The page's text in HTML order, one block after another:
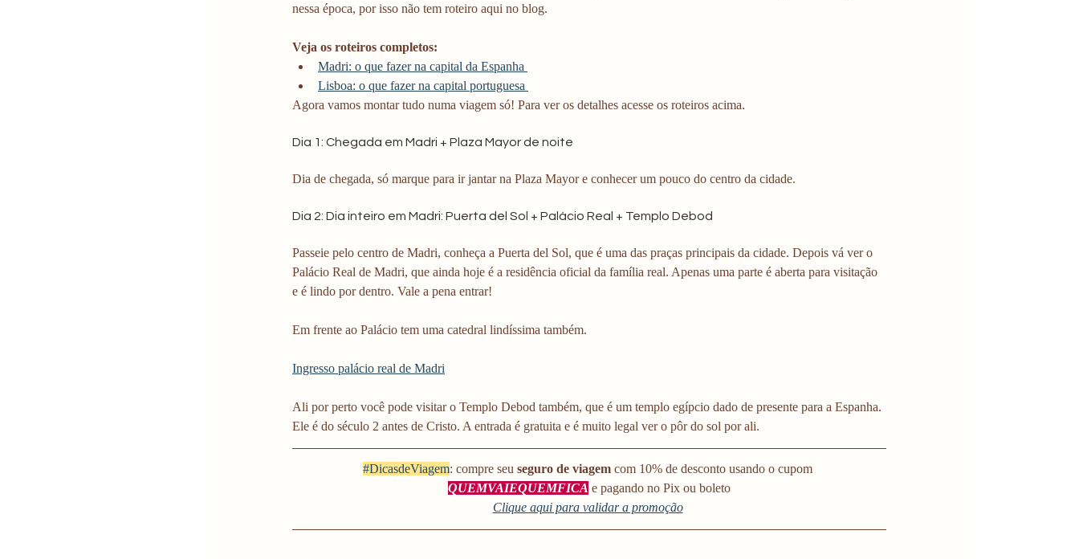
nessa época, por isso não tem roteiro aqui no blog.
Veja os roteiros completos:
Madri: o que fazer na capital da Espanha
Lisboa: o que fazer na capital portuguesa
Agora vamos montar tudo numa viagem só! Para ver os detalhes acesse os roteiros acima.
Dia 1: Chegada em Madri + Plaza Mayor de noite
Dia de chegada, só marque para ir jantar na Plaza Mayor e conhecer um pouco do centro da cidade.
Dia 2: Dia inteiro em Madri: Puerta del Sol + Palácio Real + Templo Debod
Passeie pelo centro de Madri, conheça a Puerta del Sol, que é uma das praças principais da cidade. Depois vá ver o
Palácio Real de Madri, que ainda hoje é a residência oficial da família real. Apenas uma parte é aberta para visitação
e é lindo por dentro. Vale a pena entrar!
Em frente ao Palácio tem uma catedral lindíssima também.
Ingresso palácio real de Madri
Ali por perto você pode visitar o Templo Debod também, que é um templo egípcio dado de presente para a Espanha.
Ele é do século 2 antes de Cristo. A entrada é gratuita e é muito legal ver o pôr do sol por ali.
#DicasdeViagem: compre seu seguro de viagem com 10% de desconto usando o cupom
QUEMVAIEQUEMFICA e pagando no Pix ou boleto
Clique aqui para validar a promoção